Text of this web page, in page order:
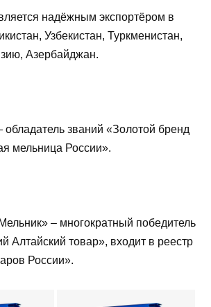
надёжным экспортёром в
Узбекистан, Туркменистан,
Азербайджан.
званий «Золотой бренд
мельница России».
– многократный победитель
Алтайский товар», входит в реестр
России».